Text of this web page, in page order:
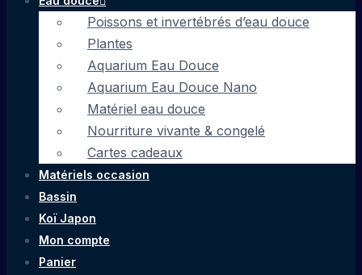
Poissons et invertébrés d’eau douce
Plantes
Aquarium Eau Douce
Aquarium Eau Douce Nano
Matériel eau douce
Nourriture vivante & congelé
Cartes cadeaux
Matériels occasion
Bassin
Koï Japon
Mon compte
Panier